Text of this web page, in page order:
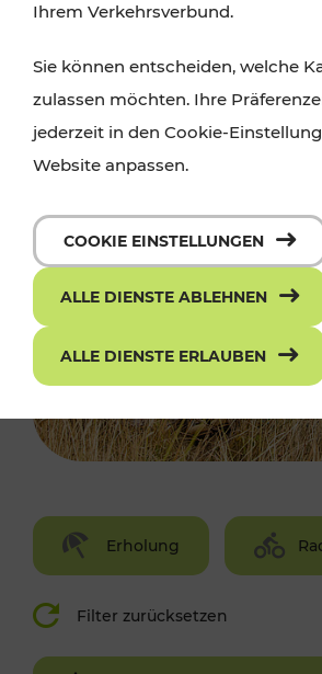
Erholung
Filter zurücksetzen
Ihrem Verkehrsverbund.
Sie können entscheiden, welche
zulassen möchten. Ihre
jederzeit in den Cookie-
Website anpassen.
COOKIE EINSTELLUNGEN
ALLE DIENSTE ABLEHNEN
ALLE DIENSTE ERLAUBEN